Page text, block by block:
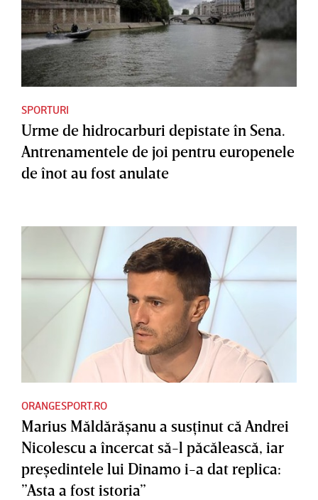
SPORTURI
Urme de hidrocarburi depistate în Sena.
Antrenamentele de joi pentru europenele
de înot au fost anulate
ORANGESPORT.RO
Marius Măldărăşanu a susţinut că Andrei
Nicolescu a încercat să-l păcălească, iar
preşedintele lui Dinamo i-a dat replica:
”Asta a fost istoria”